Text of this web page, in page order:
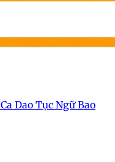
Ca Dao Tục NgữBao